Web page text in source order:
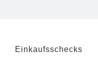
Einkaufsschecks